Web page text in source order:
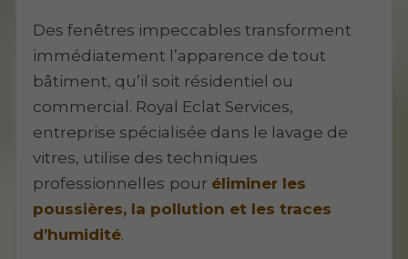
Des fenêtres impeccables transforment
immédiatement l’apparence de tout
bâtiment, qu’il soit résidentiel ou
commercial. Royal Eclat Services,
entreprise spécialisée dans le lavage de
vitres, utilise des techniques
professionnelles pour éliminer les
poussières, la pollution et les traces
d’humidité.